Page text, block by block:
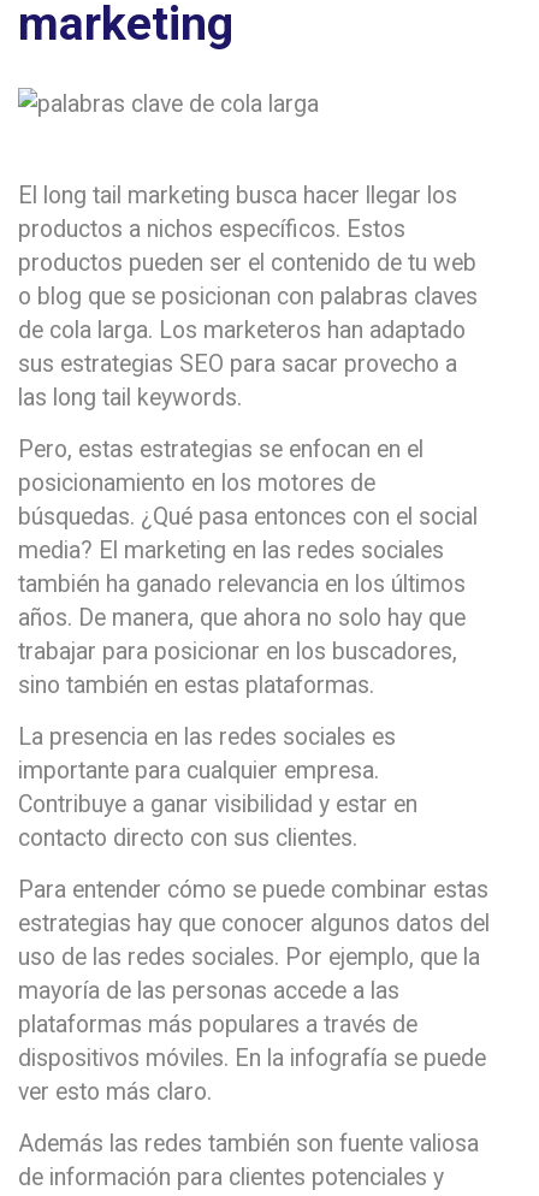
marketing
El long tail marketing busca hacer llegar los
productos a nichos específicos. Estos
productos pueden ser el contenido de tu web
o blog que se posicionan con palabras claves
de cola larga. Los marketeros han adaptado
sus estrategias SEO para sacar provecho a
las long tail keywords.
Pero, estas estrategias se enfocan en el
posicionamiento en los motores de
búsquedas. ¿Qué pasa entonces con el social
media? El marketing en las redes sociales
también ha ganado relevancia en los últimos
años. De manera, que ahora no solo hay que
trabajar para posicionar en los buscadores,
sino también en estas plataformas.
La presencia en las redes sociales es
importante para cualquier empresa.
Contribuye a ganar visibilidad y estar en
contacto directo con sus clientes.
Para entender cómo se puede combinar estas
estrategias hay que conocer algunos datos del
uso de las redes sociales. Por ejemplo, que la
mayoría de las personas accede a las
plataformas más populares a través de
dispositivos móviles. En la infografía se puede
ver esto más claro.
Además las redes también son fuente valiosa
de información para clientes potenciales y